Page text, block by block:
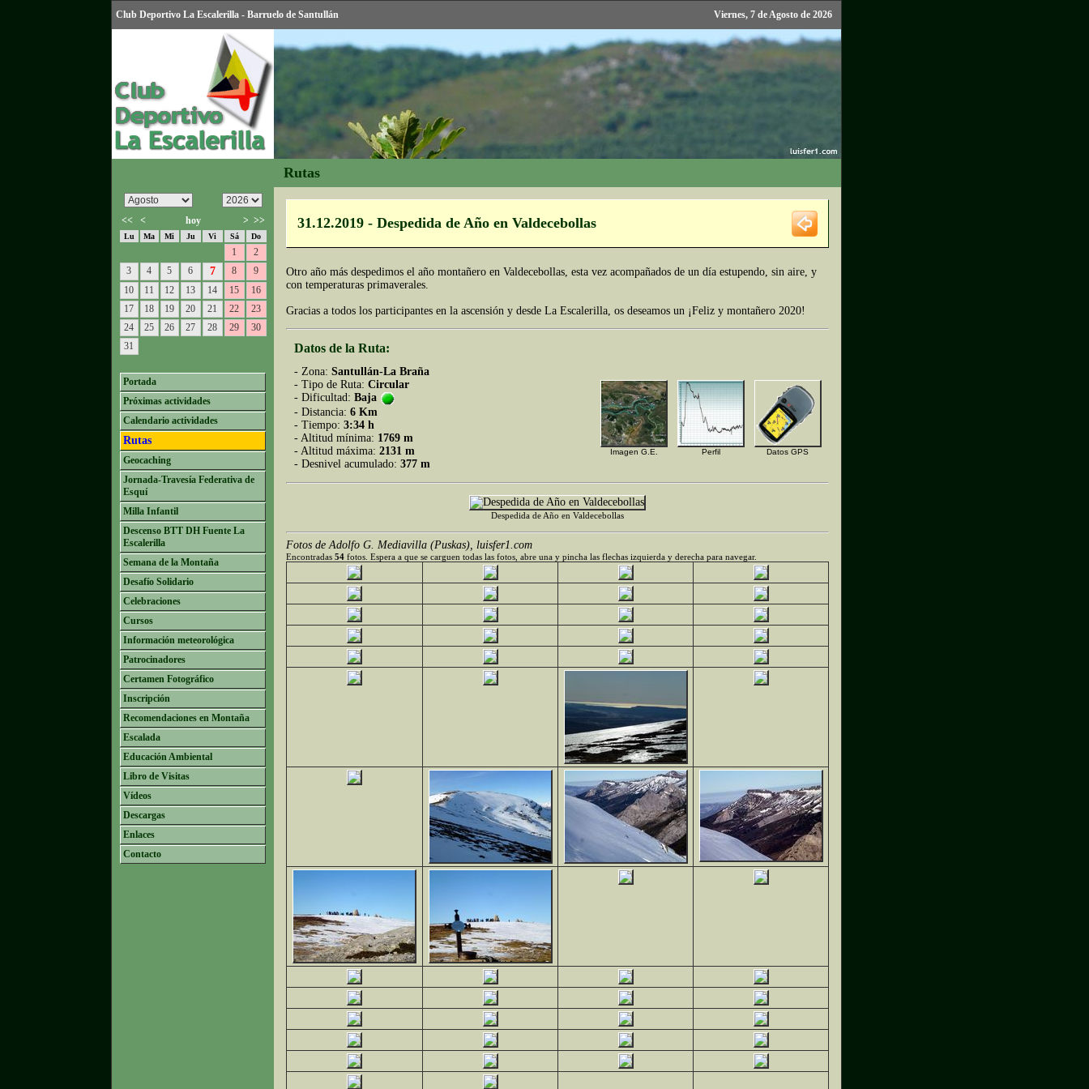
Club Deportivo La Escalerilla - Barruelo de Santullán Viernes, 7 de Agosto de 2026
Rutas
<< < hoy > >>
Lu Ma Mi Ju Vi Sá Do
1
2
3
4 5 6 7 8
9
10
11 12 13 14 15
16
17
18 19 20 21 22
23
24
25 26 27 28 29
30
31
Portada
Próximas actividades
Calendario actividades
Rutas
Geocaching
Jornada-Travesía Federativa de
Esquí
Milla Infantil
Descenso BTT DH Fuente La
Escalerilla
Semana de la Montaña
Desafío Solidario
Celebraciones
Cursos
Información meteorológica
Patrocinadores
Certamen Fotográfico
Inscripción
Recomendaciones en Montaña
Escalada
Educación Ambiental
Libro de Visitas
Vídeos
Descargas
Enlaces
Contacto
31.12.2019 - Despedida de Año en Valdecebollas
Otro año más despedimos el año montañero en Valdecebollas, esta vez acompañados de un día estupendo, sin aire, y
con temperaturas primaverales.
Gracias a todos los participantes en la ascensión y desde La Escalerilla, os deseamos un ¡Feliz y montañero 2020!
Datos de la Ruta:
- Zona: Santullán-La Braña
- Tipo de Ruta: Circular
- Dificultad: Baja
- Distancia: 6 Km
- Tiempo: 3:34 h
- Altitud mínima: 1769 m
- Altitud máxima: 2131 m
- Desnivel acumulado: 377 m
Imagen G.E. Perfil Datos GPS
Despedida de Año en Valdecebollas
Fotos de Adolfo G. Mediavilla (Puskas), luisfer1.com
Encontradas 54 fotos. Espera a que se carguen todas las fotos, abre una y pincha las flechas izquierda y derecha para navegar.